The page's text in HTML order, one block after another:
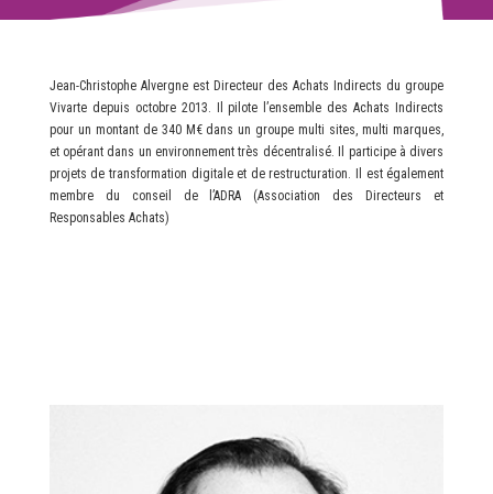
Jean-Christophe Alvergne est Directeur des Achats Indirects du groupe
Vivarte depuis octobre 2013. Il pilote l’ensemble des Achats Indirects
pour un montant de 340 M€ dans un groupe multi sites, multi marques,
et opérant dans un environnement très décentralisé. Il participe à divers
projets de transformation digitale et de restructuration. Il est également
membre du conseil de l’ADRA (Association des Directeurs et
Responsables Achats)